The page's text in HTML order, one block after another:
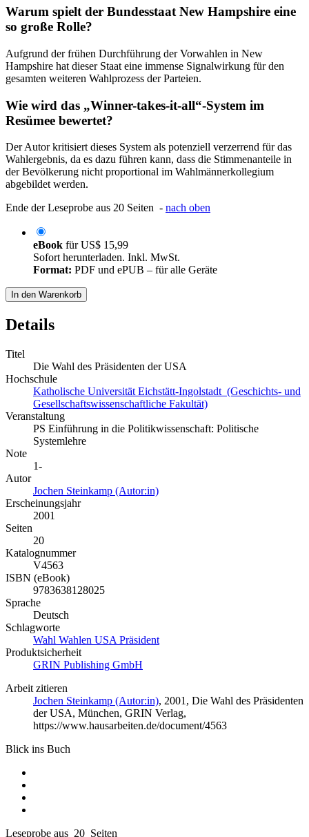
Warum spielt der Bundesstaat New Hampshire eine
so große Rolle?
Aufgrund der frühen Durchführung der Vorwahlen in New
Hampshire hat dieser Staat eine immense Signalwirkung für den
gesamten weiteren Wahlprozess der Parteien.
Wie wird das „Winner-takes-it-all“-System im
Resümee bewertet?
Der Autor kritisiert dieses System als potenziell verzerrend für das
Wahlergebnis, da es dazu führen kann, dass die Stimmenanteile in
der Bevölkerung nicht proportional im Wahlmännerkollegium
abgebildet werden.
Ende der Leseprobe aus 20 Seiten - nach oben
eBook fürUS$ 15,99
Sofort herunterladen. Inkl. MwSt.
Format: PDF und ePUB – für alle Geräte
In den Warenkorb
Details
Titel
Die Wahl des Präsidenten der USA
Hochschule
Katholische Universität Eichstätt-Ingolstadt (Geschichts- und
Gesellschaftswissenschaftliche Fakultät)
Veranstaltung
PS Einführung in die Politikwissenschaft: Politische
Systemlehre
Note
1-
Autor
Jochen Steinkamp (Autor:in)
Erscheinungsjahr
2001
Seiten
20
Katalognummer
V4563
ISBN (eBook)
9783638128025
Sprache
Deutsch
Schlagworte
Wahl Wahlen USA Präsident
Produktsicherheit
GRIN Publishing GmbH
Arbeit zitieren
Jochen Steinkamp (Autor:in), 2001, Die Wahl des Präsidenten
der USA, München, GRIN Verlag,
https://www.hausarbeiten.de/document/4563
Blick ins Buch
Leseprobe aus 20 Seiten